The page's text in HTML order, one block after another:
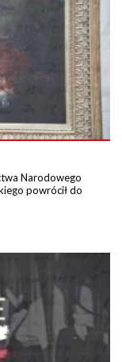
Narodowego
powrócił do